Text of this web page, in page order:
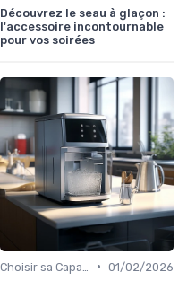
Découvrez le seau à glaçon :
l'accessoire incontournable
pour vos soirées
• 01/02/2026